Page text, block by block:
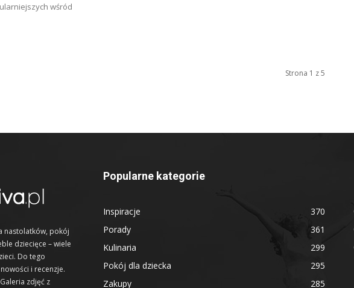
wśród
Strona 1 z 5
nastolatków, pokój
dziecięce – wiele
Do tego
i recenzje.
zdjęć z
Popularne kategorie
Inspiracje
370
Porady
361
Kulinaria
299
Pokój dla dziecka
295
Zakupy
285